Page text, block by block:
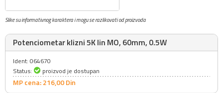
Slike su informativnog karaktera i mogu se razlikovati od proizvoda
Potenciometar klizni 5K lin MO, 60mm, 0.5W
Ident: 064670
Status:
proizvod je dostupan
MP cena: 216,00Din